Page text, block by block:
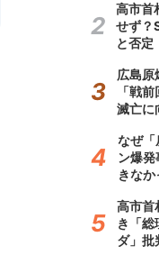
高市首
せず？
と否定
広島原
「戦
滅亡に
なぜ
ン爆
きなか
高市
き「
ダ」批